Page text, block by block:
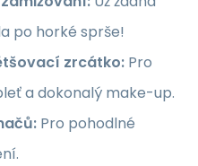
po horké sprše!
zrcátko: Pro
a dokonalý make-up.
Pro pohodlné